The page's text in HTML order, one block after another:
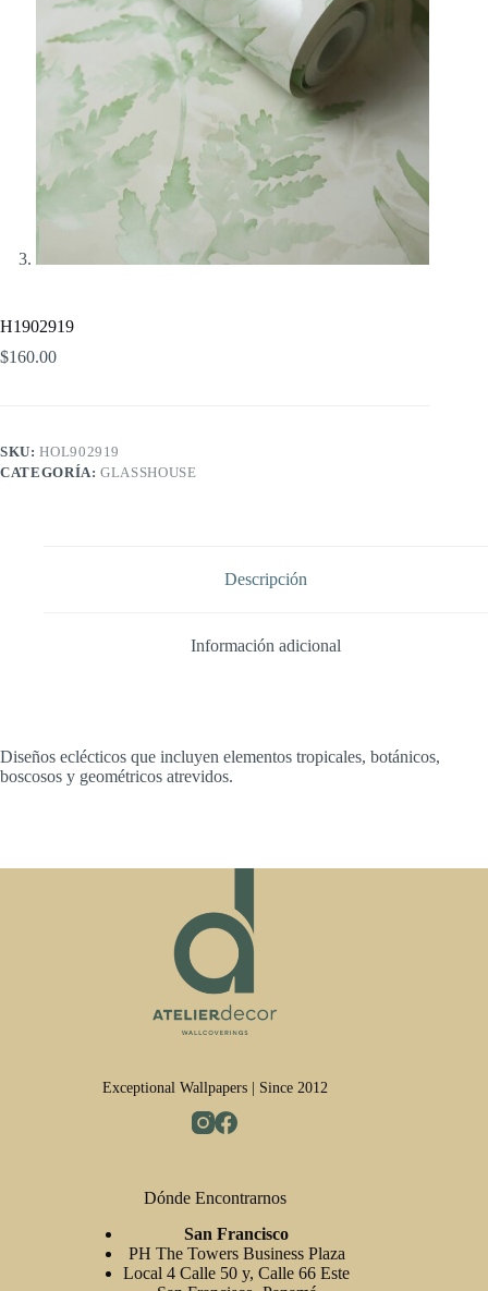
H1902919
$160.00
SKU:HOL902919
CATEGORÍA:GLASSHOUSE
Descripción
Información adicional
Diseños eclécticos que incluyen elementos tropicales, botánicos,
boscosos y geométricos atrevidos.
Exceptional Wallpapers | Since 2012
Dónde Encontrarnos
San Francisco
PH The Towers Business Plaza
Local 4 Calle 50 y, Calle 66 Este